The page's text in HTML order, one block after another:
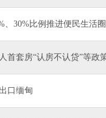
、30%比例推进便民生活
首套房“认房不认贷”等政
口缅甸